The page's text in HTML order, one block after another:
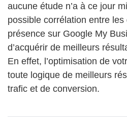
aucune étude n’a à ce jour
possible corrélation entre
présence sur Google My
d’acquérir de meilleurs
En effet, l’optimisation de
toute logique de meilleurs
trafic et de conversion.